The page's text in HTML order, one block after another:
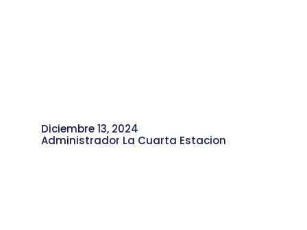
Diciembre 13, 2024
Administrador La Cuarta Estacion